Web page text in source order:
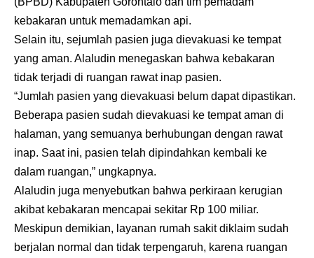
kebakaran untuk memadamkan api.
Selain itu, sejumlah pasien juga dievakuasi ke tempat
yang aman. Alaludin menegaskan bahwa kebakaran
tidak terjadi di ruangan rawat inap pasien.
“Jumlah pasien yang dievakuasi belum dapat dipastikan.
Beberapa pasien sudah dievakuasi ke tempat aman di
halaman, yang semuanya berhubungan dengan rawat
inap. Saat ini, pasien telah dipindahkan kembali ke
dalam ruangan,” ungkapnya.
Alaludin juga menyebutkan bahwa perkiraan kerugian
akibat kebakaran mencapai sekitar Rp 100 miliar.
Meskipun demikian, layanan rumah sakit diklaim sudah
berjalan normal dan tidak terpengaruh, karena ruangan